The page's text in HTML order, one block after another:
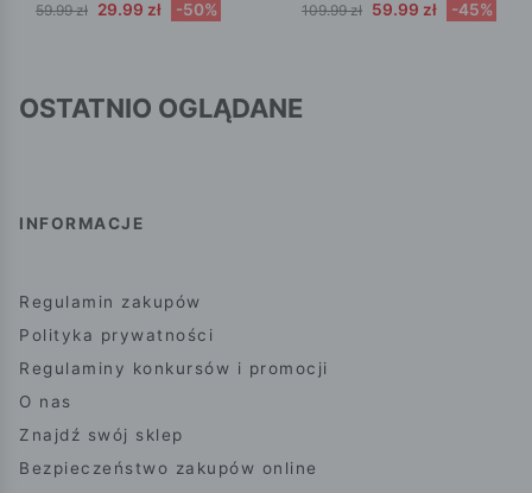
59.99 zł 29.99 zł -50%
109.99 zł 59.99 zł -45%
OSTATNIO OGLĄDANE
INFORMACJE
Regulamin zakupów
Polityka prywatności
Regulaminy konkursów i promocji
O nas
Znajdź swój sklep
Bezpieczeństwo zakupów online